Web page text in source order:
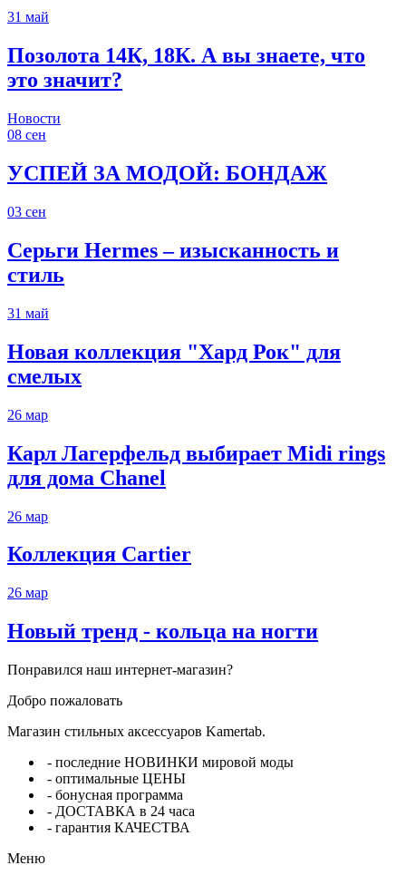
31 май
Позолота 14К, 18К. А вы знаете, что
это значит?
Новости
08 сен
УСПЕЙ ЗА МОДОЙ: БОНДАЖ
03 сен
Серьги Hermes – изысканность и
стиль
31 май
Новая коллекция "Хард Рок" для
смелых
26 мар
Карл Лагерфельд выбирает Midi rings
для дома Chanel
26 мар
Коллекция Cartier
26 мар
Новый тренд - кольца на ногти
Понравился наш интернет-магазин?
Добро пожаловать
Магазин стильных аксессуаров Kamertab.
- последние НОВИНКИ мировой моды
- оптимальные ЦЕНЫ
- бонусная программа
- ДОСТАВКА в 24 часа
- гарантия КАЧЕСТВА
Меню